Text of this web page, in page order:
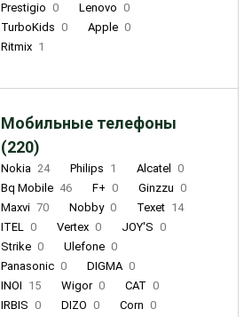
Prestigio 0 Lenovo 0
TurboKids 0 Apple 0
Ritmix 1
Мобильные телефоны
(220)
Nokia 24 Philips 1 Alcatel
0
Bq Mobile 46 F+ 0 Ginzzu 0
Maxvi 70 Nobby 0 Texet 14
ITEL 0 Vertex 0 JOY'S 0
Strike 0 Ulefone 0
Panasonic 0 DIGMA 0
INOI 15 Wigor 0 CAT 0
IRBIS 0 DIZO 0 Corn 0